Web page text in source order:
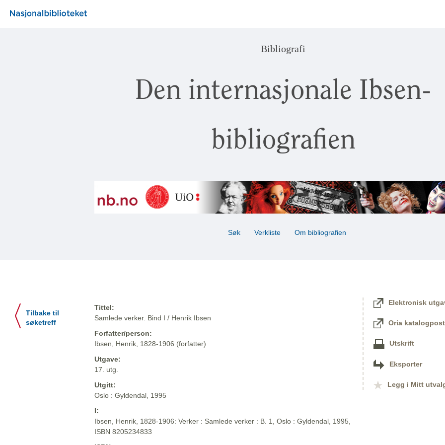
Bibliografi
Den internasjonale Ibsen-
bibliografien
Søk Verkliste Om bibliografien
Tilbake til
søketreff
Tittel:
Samlede verker. Bind I / Henrik Ibsen
Forfatter/person:
Ibsen, Henrik, 1828-1906 (forfatter)
Utgave:
17. utg.
Utgitt:
Oslo : Gyldendal, 1995
I:
Ibsen, Henrik, 1828-1906: Verker : Samlede verker : B. 1, Oslo : Gyldendal, 1995,
ISBN 8205234833
Elektronisk
Oria katalogpost
Utskrift
Eksporter
Legg i Mitt